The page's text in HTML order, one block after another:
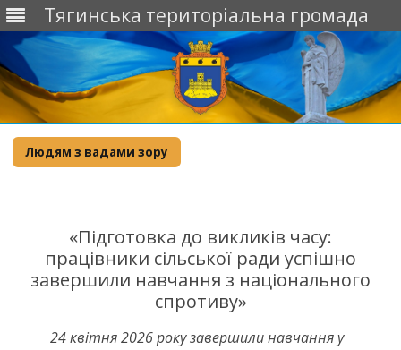
Тягинська територіальна громада
Людям з вадами зору
«Підготовка до викликів часу:
працівники сільської ради успішно
завершили навчання з національного
спротиву»
24 квітня 2026 року завершили навчання у